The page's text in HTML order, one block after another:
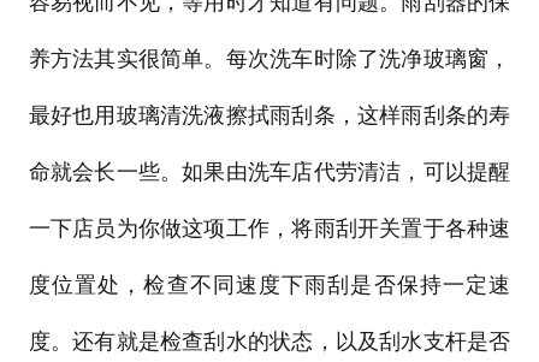
养方法其实很简单。每次洗车时除了洗净玻璃窗，
最好也用玻璃清洗液擦拭雨刮条，这样雨刮条的寿
命就会长一些。如果由洗车店代劳清洁，可以提醒
一下店员为你做这项工作，将雨刮开关置于各种速
度位置处，检查不同速度下雨刮是否保持一定速
度。还有就是检查刮水的状态，以及刮水支杆是否